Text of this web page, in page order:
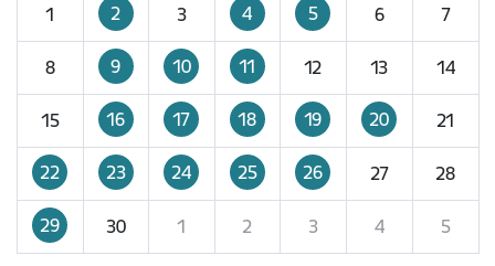
1
2 3 4 5 6 7
8 9 10 11 12 13 14
15 16 17 18 19 20 21
22 23 24 25 26 27 28
29 30 1 2 3 4 5